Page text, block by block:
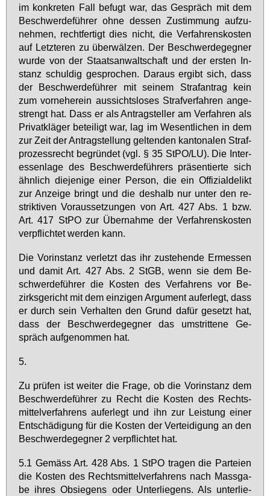
im kon­kre­ten Fall be­fugt war, das Ge­spräch mit dem
Be­schwer­de­füh­rer oh­ne des­sen Zu­stim­mung auf­zu­
neh­men, recht­fer­tigt dies nicht, die Ver­fah­rens­kos­ten
auf Letz­te­ren zu über­wäl­zen. Der Be­schwer­de­geg­ner
wur­de von der Staats­an­walt­schaft und der ers­ten In­
stanz schul­dig ge­spro­chen. Dar­aus er­gibt sich, dass
der Be­schwer­de­füh­rer mit sei­nem Straf­an­trag kein
zum vor­ne­her­ein aus­sichts­lo­ses Straf­ver­fah­ren an­ge­
strengt hat. Dass er als An­trag­stel­ler am Ver­fah­ren als
Pri­vat­klä­ger be­tei­ligt war, lag im We­sent­li­chen in dem
zur Zeit der An­trag­stel­lung gel­ten­den kan­to­na­len Straf­
pro­zess­recht be­grün­det (vgl. § 35 StPO/LU). Die In­ter­
es­sen­la­ge des Be­schwer­de­füh­rers prä­sen­tier­te sich
ähn­lich die­je­ni­ge ei­ner Per­son, die ein Of­fi­zi­al­de­likt
zur An­zei­ge bringt und die des­halb nur un­ter den re­
strik­ti­ven Vor­aus­set­zun­gen von Art. 427 Abs. 1 bzw.
Art. 417 StPO zur Über­nah­me der Ver­fah­rens­kos­ten
ver­pflich­tet wer­den kann.
Die Vor­in­stanz ver­letzt das ihr zu­ste­hen­de Er­mes­sen
und da­mit Art. 427 Abs. 2 StGB, wenn sie dem Be­
schwer­de­füh­rer die Kos­ten des Ver­fah­rens vor Be­
zirks­ge­richt mit dem ein­zi­gen Ar­gu­ment auf­er­legt, dass
er durch sein Ver­hal­ten den Grund da­für ge­setzt hat,
dass der Be­schwer­de­geg­ner das um­strit­te­ne Ge­
spräch auf­ge­nom­men hat.
5.
Zu prü­fen ist wei­ter die Fra­ge, ob die Vor­in­stanz dem
Be­schwer­de­füh­rer zu Recht die Kos­ten des Rechts­
mit­tel­ver­fah­rens auf­er­legt und ihn zur Leis­tung ei­ner
Ent­schä­di­gung für die Kos­ten der Ver­tei­di­gung an den
Be­schwer­de­geg­ner 2 ver­pflich­tet hat.
5.1 Ge­mäss Art. 428 Abs. 1 StPO tra­gen die Par­tei­en
die Kos­ten des Rechts­mit­tel­ver­fah­rens nach Mass­ga­
be ih­res Ob­sie­gens oder Un­ter­lie­gens. Als un­ter­lie­